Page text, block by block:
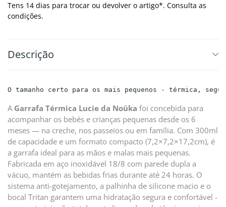
Tens 14 dias para trocar ou devolver o artigo*. Consulta as
condições.
Descrição
O tamanho certo para os mais pequenos - térmica,
A Garrafa Térmica Lucie da Noüka foi concebida para
acompanhar os bebés e crianças pequenas desde os 6
meses — na creche, nos passeios ou em família. Com 300ml
de capacidade e um formato compacto (7,2×7,2×17,2cm), é
a garrafa ideal para as mãos e malas mais pequenas.
Fabricada em aço inoxidável 18/8 com parede dupla a
vácuo, mantém as bebidas frias durante até 24 horas. O
sistema anti-gotejamento, a palhinha de silicone macio e o
bocal Tritan garantem uma hidratação segura e confortável -